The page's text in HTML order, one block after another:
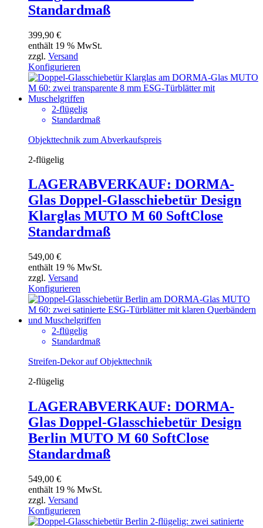
Standardmaß
399,90 €
enthält 19 % MwSt.
zzgl. Versand
Konfigurieren
2-flügelig
Standardmaß
Objekttechnik zum Abverkaufspreis
2-flügelig
LAGERABVERKAUF: DORMA-
Glas Doppel-Glasschiebetür Design
Klarglas MUTO M 60 SoftClose
Standardmaß
549,00 €
enthält 19 % MwSt.
zzgl. Versand
Konfigurieren
2-flügelig
Standardmaß
Streifen-Dekor auf Objekttechnik
2-flügelig
LAGERABVERKAUF: DORMA-
Glas Doppel-Glasschiebetür Design
Berlin MUTO M 60 SoftClose
Standardmaß
549,00 €
enthält 19 % MwSt.
zzgl. Versand
Konfigurieren